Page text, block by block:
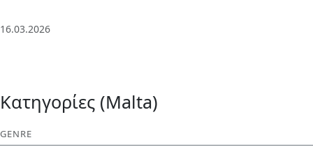
16.03.2026
Κατηγορίες (Malta)
GENRE